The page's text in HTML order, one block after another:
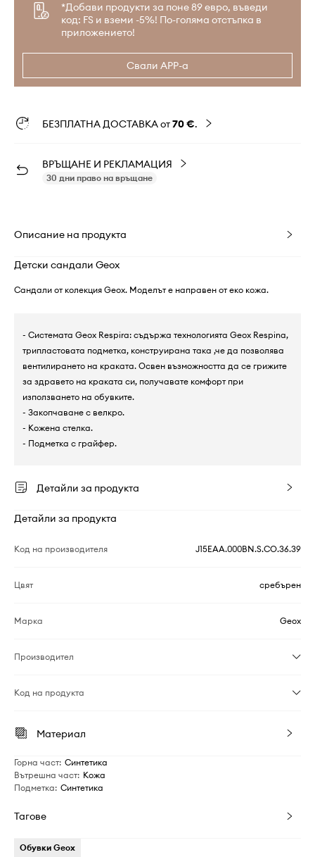
*Добави продукти за поне 89 евро, въведи
код: FS и вземи -5%! По-голяма отстъпка в
приложението!
Свали APP-а
БЕЗПЛАТНА ДОСТАВКА от70 €.
ВРЪЩАНЕ И РЕКЛАМАЦИЯ
30 дни право на връщане
Описание на продукта
Детски сандали Geox
Сандали от колекция Geox. Моделът е направен от еко кожа.
- Системата Geox Respira: съдържа технологията Geox Respina,
трипластовата подметка, конструирана така ,че да позволява
вентилирането на краката. Освен възможността да се грижите
за здравето на краката си, получавате комфорт при
използването на обувките.
- Закопчаване с велкро.
- Кожена стелка.
- Подметка с грайфер.
Детайли за продукта
Детайли за продукта
Код на производителя J15EAA.000BN.S.CO.36.39
Цвят сребърен
Марка Geox
Производител
Код на продукта
Материал
Горна част: Синтетика
Вътрешна част: Кожа
Подметка: Синтетика
Тагове
Обувки Geox